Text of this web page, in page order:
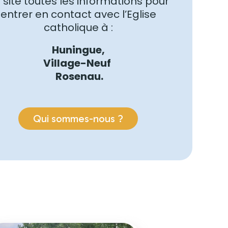
entrer en contact avec l’Eglise
catholique à :
Huningue,
Village-Neuf
Rosenau.
Qui sommes-nous ?